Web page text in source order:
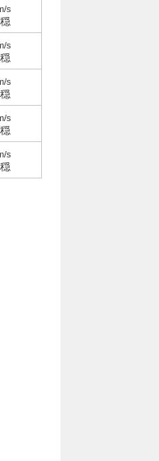
s
s
s
s
s